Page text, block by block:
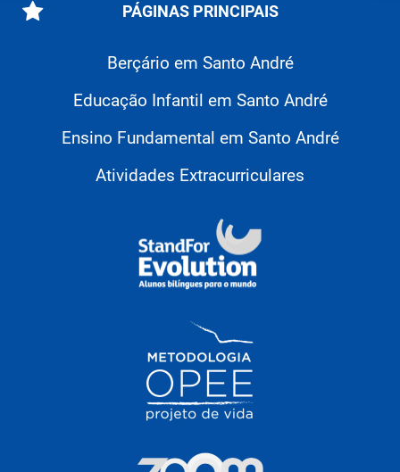
PÁGINAS PRINCIPAIS
Berçário em Santo André
Educação Infantil em Santo André
Ensino Fundamental em Santo André
Atividades Extracurriculares